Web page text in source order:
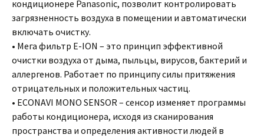
кондиционере Panasonic, позволит контролировать
загрязненность воздуха в помещении и автоматически
включать очистку.
• Мега фильтр E-ION – это принцип эффективной
очистки воздуха от дыма, пыльцы, вирусов, бактерий и
аллергенов. Работает по принципу силы притяжения
отрицательных и положительных частиц.
• ECONAVI MONO SENSOR – сенсор изменяет программы
работы кондиционера, исходя из сканирования
пространства и определения активности людей в